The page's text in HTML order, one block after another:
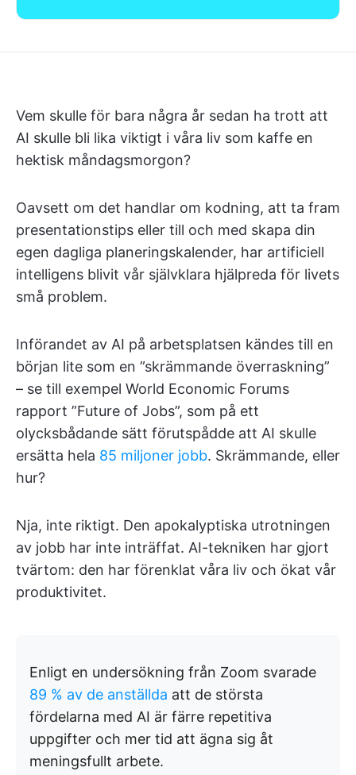
Vem skulle för bara några år sedan ha trott att
AI skulle bli lika viktigt i våra liv som kaffe en
hektisk måndagsmorgon?
Oavsett om det handlar om kodning, att ta fram
presentationstips eller till och med skapa din
egen dagliga planeringskalender, har artificiell
intelligens blivit vår självklara hjälpreda för livets
små problem.
Införandet av AI på arbetsplatsen kändes till en
början lite som en ”skrämmande överraskning”
– se till exempel World Economic Forums
rapport ”Future of Jobs”, som på ett
olycksbådande sätt förutspådde att AI skulle
ersätta hela 85 miljoner jobb. Skrämmande, eller
hur?
Nja, inte riktigt. Den apokalyptiska utrotningen
av jobb har inte inträffat. AI-tekniken har gjort
tvärtom: den har förenklat våra liv och ökat vår
produktivitet.
Enligt en undersökning från Zoom svarade
89 % av de anställda att de största
fördelarna med AI är färre repetitiva
uppgifter och mer tid att ägna sig åt
meningsfullt arbete.